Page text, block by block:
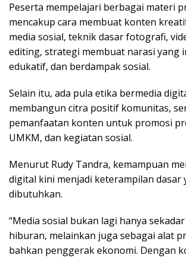
Peserta mempelajari berbagai materi
mencakup cara membuat konten
media sosial, teknik dasar fotografi,
editing, strategi membuat narasi yang
edukatif, dan berdampak sosial.
Selain itu, ada pula etika bermedia
membangun citra positif komunitas,
pemanfaatan konten untuk promosi
UMKM, dan kegiatan sosial.
Menurut Rudy Tandra, kemampuan
digital kini menjadi keterampilan dasar
dibutuhkan.
“Media sosial bukan lagi hanya
hiburan, melainkan juga sebagai alat
bahkan penggerak ekonomi. Dengan